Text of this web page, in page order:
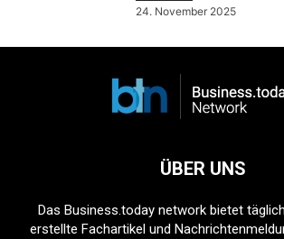
24. November 2025
ÜBER UNS
Das Business.today network bietet
erstellte Fachartikel und